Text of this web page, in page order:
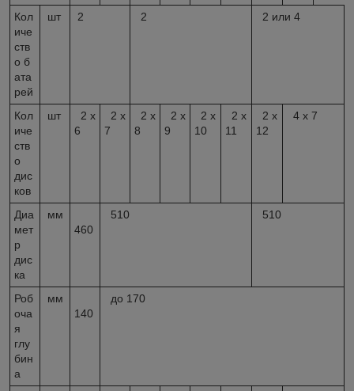
Кол
иче
ств
о б
ата
рей
шт 2 2 2 или 4
Кол
иче
ств
о
дис
ков
шт
2 х
6
2 х
7
2 х
8
2 х
9
2 х
10
2 х
11
2 х
12
4 х 7
Диа
мет
р
дис
ка
мм
460
510 510
Роб
оча
я
глу
бин
а
мм
140
до 170